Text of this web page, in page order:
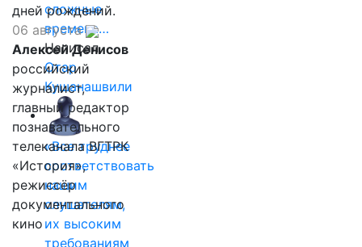
сложные
времена…
Написал
Отар
Кушанашвили
«Все труднее
соответствовать
нашим
слушателям,
их высоким
требованиям
дней рождений.
06 августа
Алексей Денисов
российский
журналист,
главный редактор
познавательного
телеканала ВГТРК
«История»,
режиссёр
документального
кино